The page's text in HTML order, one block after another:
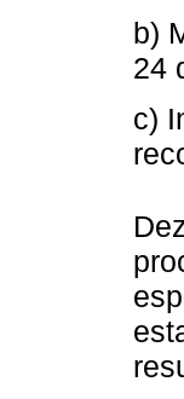
b)
24
c)